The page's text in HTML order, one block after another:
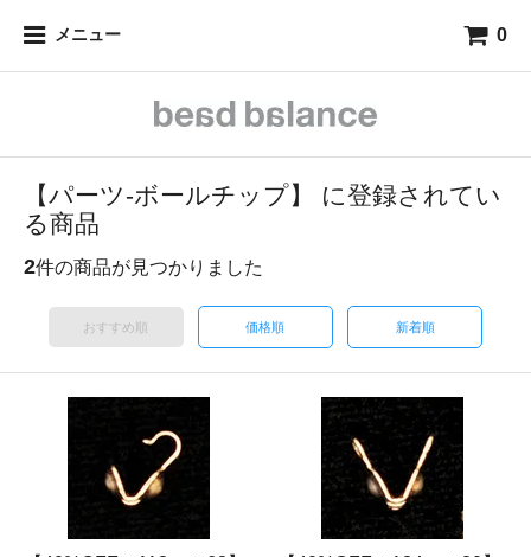
メニュー 0
【パーツ-ボールチップ】 に登録されてい
る商品
2件の商品が見つかりました
おすすめ順 価格順 新着順